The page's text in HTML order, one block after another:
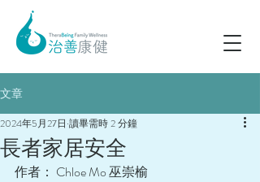
文章
長者家居安全
2024年5月27日 讀畢需時 2 分鐘
作者： Chloe Mo 巫崇榆